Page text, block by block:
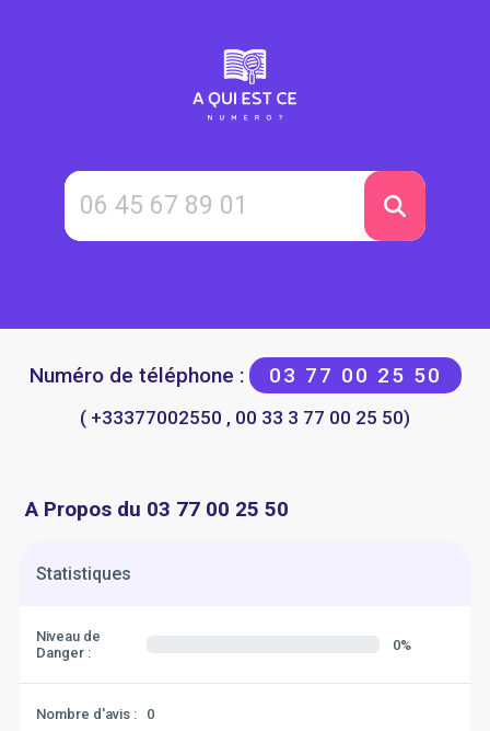
Numéro de téléphone : 03 77 00 25 50
( +33377002550 , 00 33 3 77 00 25 50)
A Propos du 03 77 00 25 50
Statistiques
Niveau de
Danger :
0%
Nombre d'avis : 0